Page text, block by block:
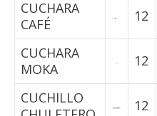
CUCHARA
CAFÉ
12
CUCHARA
MOKA
12
CUCHILLO
12